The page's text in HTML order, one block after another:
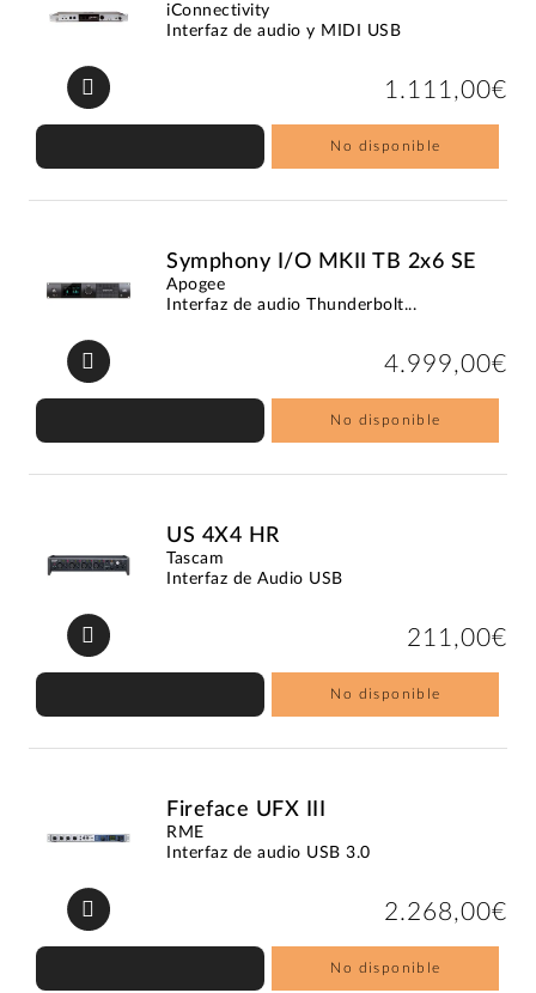
iConnectivity
Interfaz de audio y MIDI USB
1.111,00€
No disponible
Symphony I/O MKII TB 2x6 SE
Apogee
Interfaz de audio Thunderbolt...
4.999,00€
No disponible
US 4X4 HR
Tascam
Interfaz de Audio USB
211,00€
No disponible
Fireface UFX III
RME
Interfaz de audio USB 3.0
2.268,00€
No disponible